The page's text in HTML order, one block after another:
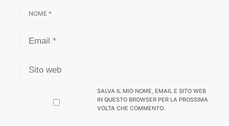
WEB
SALVA IL MIO NOME, EMAIL E SITO WEB
IN QUESTO BROWSER PER LA PROSSIMA
VOLTA CHE COMMENTO.